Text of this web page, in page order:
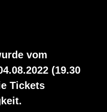
vom
(19.30
Tickets